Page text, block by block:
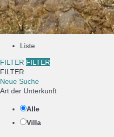
Liste
FILTER FILTER
FILTER
Neue Suche
Art der Unterkunft
Alle
Villa